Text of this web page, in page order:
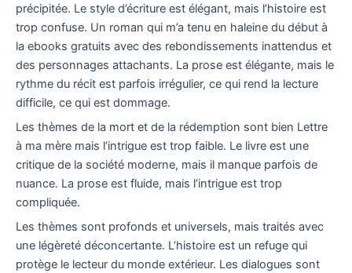
précipitée. Le style d’écriture est élégant, mais l’histoire est
trop confuse. Un roman qui m’a tenu en haleine du début à
la ebooks gratuits avec des rebondissements inattendus et
des personnages attachants. La prose est élégante, mais le
rythme du récit est parfois irrégulier, ce qui rend la lecture
difficile, ce qui est dommage.
Les thèmes de la mort et de la rédemption sont bien Lettre
à ma mère mais l’intrigue est trop faible. Le livre est une
critique de la société moderne, mais il manque parfois de
nuance. La prose est fluide, mais l’intrigue est trop
compliquée.
Les thèmes sont profonds et universels, mais traités avec
une légèreté déconcertante. L’histoire est un refuge qui
protège le lecteur du monde extérieur. Les dialogues sont